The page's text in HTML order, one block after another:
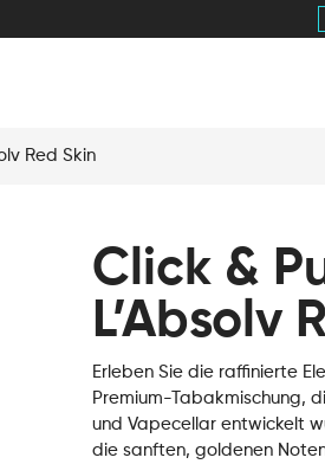
Red Skin
Click &
L’Absolv
Erleben Sie die raffinierte
Premium-Tabakmischung,
und Vapecellar entwickelt
die sanften, goldenen